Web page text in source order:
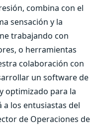
combina con el
sensación y la
trabajando con
o herramientas
colaboración con
un software de
optimizado para la
los entusiastas del
de Operaciones de